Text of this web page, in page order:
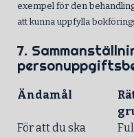
exempel för den
att kunna uppfylla
7.
Ändamål
För att du ska